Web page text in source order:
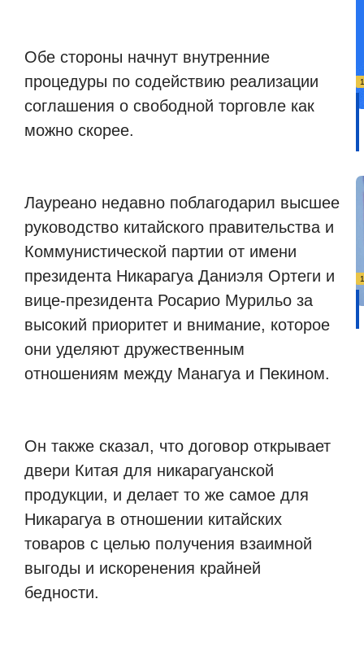
Обе стороны начнут внутренние
процедуры по содействию реализации
соглашения о свободной торговле как
можно скорее.
Лауреано недавно поблагодарил высшее
руководство китайского правительства и
Коммунистической партии от имени
президента Никарагуа Даниэля Ортеги и
вице-президента Росарио Мурильо за
высокий приоритет и внимание, которое
они уделяют дружественным
отношениям между Манагуа и Пекином.
Он также сказал, что договор открывает
двери Китая для никарагуанской
продукции, и делает то же самое для
Никарагуа в отношении китайских
товаров с целью получения взаимной
выгоды и искоренения крайней
бедности.